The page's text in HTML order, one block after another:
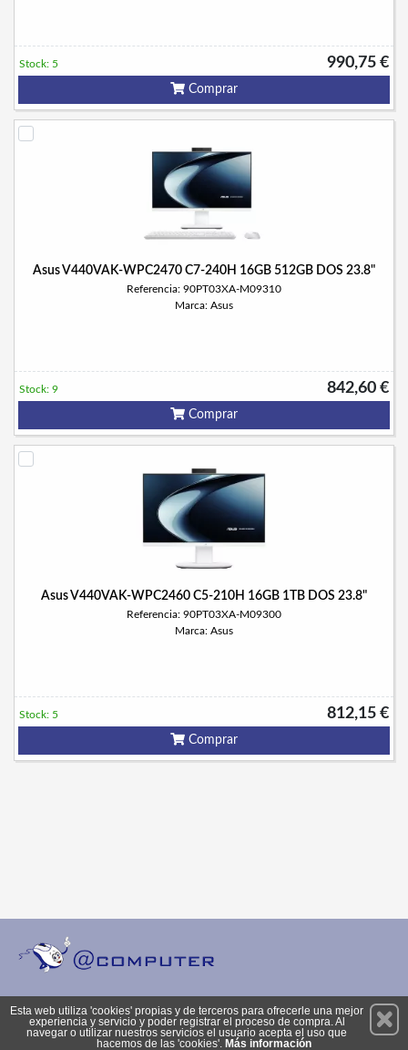
990,75 €
Stock: 5
Comprar
Asus V440VAK-WPC2470 C7-240H 16GB 512GB DOS 23.8"
Referencia: 90PT03XA-M09310
Marca: Asus
842,60 €
Stock: 9
Comprar
Asus V440VAK-WPC2460 C5-210H 16GB 1TB DOS 23.8"
Referencia: 90PT03XA-M09300
Marca: Asus
812,15 €
Stock: 5
Comprar
Suscríbete
Esta web utiliza 'cookies' propias y de terceros para ofrecerle una mejor
experiencia y servicio y poder registrar el proceso de compra. Al
navegar o utilizar nuestros servicios el usuario acepta el uso que
hacemos de las 'cookies'. Más información